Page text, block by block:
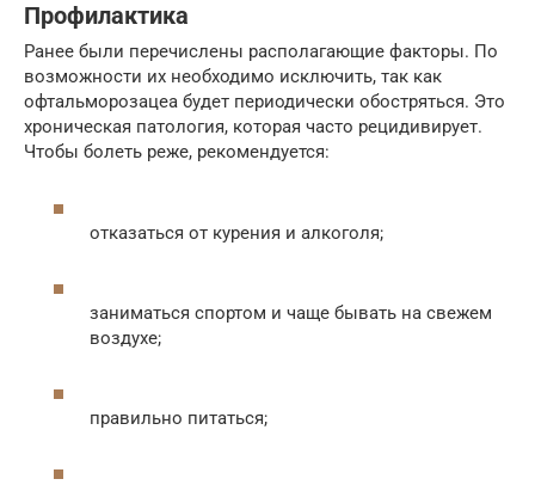
Профилактика
Ранее были перечислены располагающие факторы. По
возможности их необходимо исключить, так как
офтальморозацеа будет периодически обостряться. Это
хроническая патология, которая часто рецидивирует.
Чтобы болеть реже, рекомендуется:
отказаться от курения и алкоголя;
заниматься спортом и чаще бывать на свежем
воздухе;
правильно питаться;